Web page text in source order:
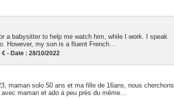
a babysitter to help me watch him, while I work. I speak
However, my son is a fluent French...
€ - Date : 28/10/2022
maman solo 50 ans et ma fille de 16ans, nous cherchons
maman et ado à peu près du même...